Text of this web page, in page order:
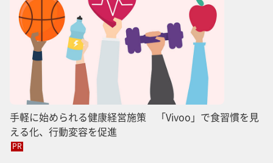
手軽に始められる健康経営施策 「Vivoo」で食習慣を見
える化、行動変容を促進
PR